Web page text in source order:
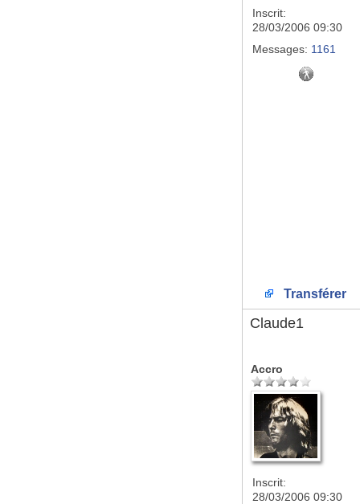
Inscrit:
28/03/2006 09:30
Messages: 1161
Transférer
Claude1
Accro
Inscrit:
28/03/2006 09:30